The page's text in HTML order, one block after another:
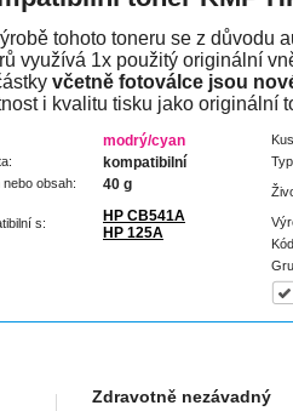
tohoto toneru se z důvodu
využívá 1x použitý originální
včetně fotoválce jsou
i kvalitu tisku jako originální
modrý/cyan
kompatibilní
nebo obsah: 40 g
s:
HP CB541A
HP 125A
Zdravotně nezávadný